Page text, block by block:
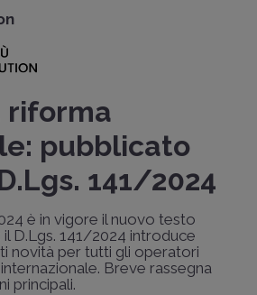
riforma
pubblicato
141/2024
è in vigore il nuovo testo
D.Lgs. 141/2024 introduce
novità per tutti gli operatori
Breve rassegna
principali.